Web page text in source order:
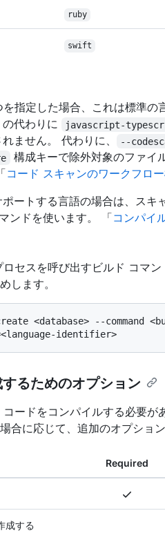
ruby
swift
指定した場合、これは標準の
の代わりに javascript-
ません。 代わりに、
--
構成キーで除外対象のファイ
コード スキャンのワークフロ
ートする言語の場合は、スキ
ンドを使います。 「コンパイ
セスを呼び出すビルド コマ
します。
るためのオプション
ードをコンパイルする必要
合に応じて、追加のオプション
Required
成する